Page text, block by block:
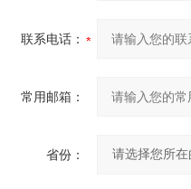
联系电话：
常用邮箱：
省份：